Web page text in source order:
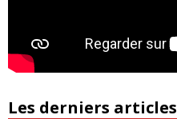
Les derniers articles